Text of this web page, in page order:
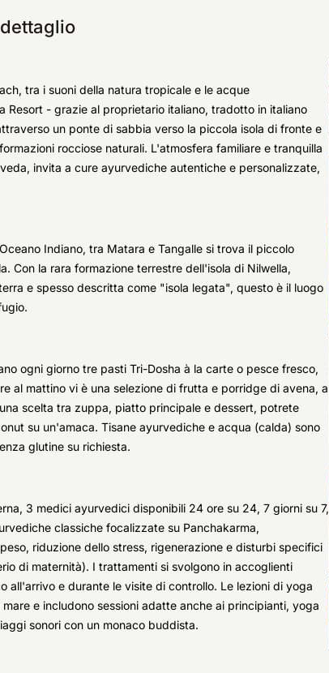
tra i suoni della natura tropicale e le acque
Resort - grazie al proprietario italiano, tradotto in italiano
un ponte di sabbia verso la piccola isola di fronte e
rocciose naturali. L'atmosfera familiare e tranquilla
invita a cure ayurvediche autentiche e personalizzate,
Indiano, tra Matara e Tangalle si trova il piccolo
Con la rara formazione terrestre dell'isola di Nilwella,
e spesso descritta come "isola legata", questo è il luogo
ogni giorno tre pasti Tri-Dosha à la carte o pesce fresco,
al mattino vi è una selezione di frutta e porridge di avena, a
scelta tra zuppa, piatto principale e dessert, potrete
su un'amaca. Tisane ayurvediche e acqua (calda) sono
glutine su richiesta.
3 medici ayurvedici disponibili 24 ore su 24, 7 giorni su 7,
classiche focalizzate su Panchakarma,
riduzione dello stress, rigenerazione e disturbi specifici
di maternità). I trattamenti si svolgono in accoglienti
all'arrivo e durante le visite di controllo. Le lezioni di yoga
e includono sessioni adatte anche ai principianti, yoga
sonori con un monaco buddista.